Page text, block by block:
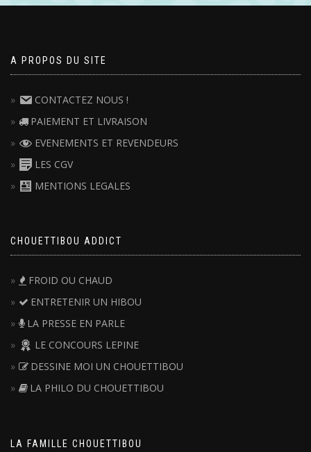
A PROPOS DU SITE
CONTACTEZ NOUS !
PAIEMENT ET LIVRAISON
EVENEMENTS ET REVENDEURS
LES CGV
MENTIONS LEGALES
CHOUETTIBOU ADDICT
FROID OU CHAUD
ENTRETENIR UN HIBOU
LA PRESSE EN PARLE
LE CONCOURS LEPINE
DESSINE MOI UN CHOUETTIBOU
LA PHILO DU CHOUETTIBOU
LA FAMILLE CHOUETTIBOU